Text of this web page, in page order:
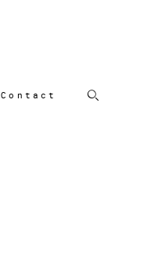
Contact